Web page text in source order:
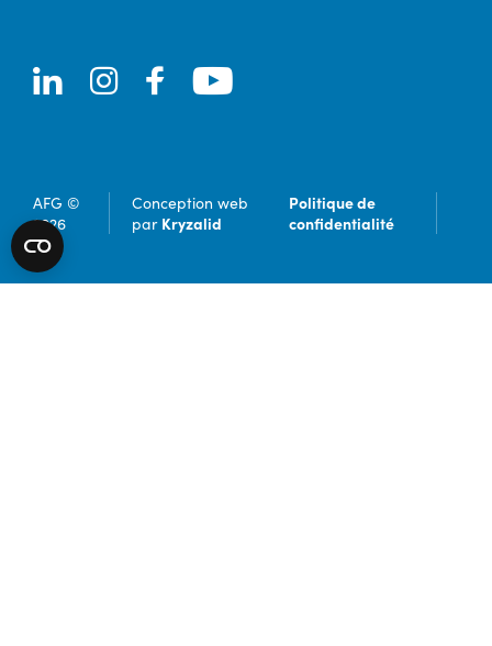
AFG ©
2026
Conception web
par Kryzalid
Politique de
confidentialité